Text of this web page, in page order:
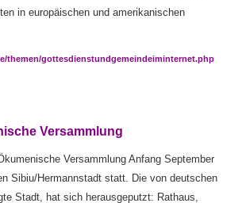
in europäischen und amerikanischen
themen/gottesdienstundgemeindeiminternet.php
Versammlung
Versammlung Anfang September
Sibiu/Hermannstadt statt. Die von deutschen
Stadt, hat sich herausgeputzt: Rathaus,